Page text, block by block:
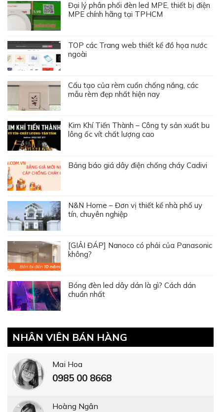
Đại lý phân phối đèn led MPE, thiết bị điện
MPE chính hãng tại TPHCM
TOP các Trang web thiết kế đồ họa nước
ngoài
Cấu tạo của rèm cuốn chống nắng, các
mẫu rèm đẹp nhất hiện nay
Kim Khí Tiến Thành – Công ty sản xuất bu
lông ốc vít chất lượng cao
Bảng báo giá dây điện chống cháy Cadivi
N&N Home – Đơn vị thiết kế nhà phố uy
tín, chuyên nghiệp
[GIẢI ĐÁP] Nanoco có phải của Panasonic
không?
Bóng đèn led dây dán là gì? Cách dán
chuẩn nhất
NHÂN VIÊN BÁN HÀNG
Mai Hoa
0985 00 8668
Hoàng Ngân